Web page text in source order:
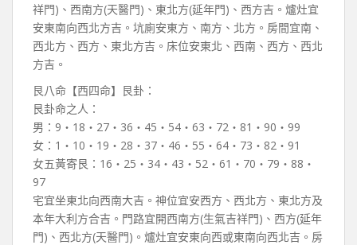
祥門)、西南方(天醫門)、東北方(延年門)、西方吉。爐灶宜
安東南向西北方吉。坑廁安東方、南方、北方。房間宜南、
西北方、西方、東北方吉。床位安東北、西南、西方、西北
方吉。
艮八命【西四命】艮卦：
艮卦命之人：
男：9‧18‧27‧36‧45‧54‧63‧72‧81‧90‧99
女：1‧10‧19‧28‧37‧46‧55‧64‧73‧82‧91
女五黃寄艮：16‧25‧34‧43‧52‧61‧70‧79‧88‧
97
宅宜坐東北向西南大吉。神位宜安西方、西北方、東北方及
本年大利方合吉。門路宜開西南方(生氣吉祥門)、西方(延年
門)、西北方(天醫門)。爐灶宜安東向西或東南向西北吉。房